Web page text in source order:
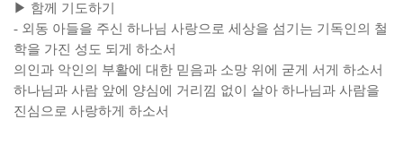
▶ 함께 기도하기
- 외동 아들을 주신 하나님 사랑으로 세상을 섬기는 기독인의 철
학을 가진 성도 되게 하소서
의인과 악인의 부활에 대한 믿음과 소망 위에 굳게 서게 하소서
하나님과 사람 앞에 양심에 거리낌 없이 살아 하나님과 사람을
진심으로 사랑하게 하소서